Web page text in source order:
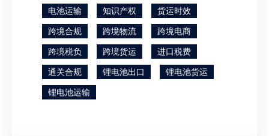
电池运输
知识产权
货运时效
跨境合规
跨境物流
跨境电商
跨境税负
跨境货运
进口税费
通关合规
锂电池出口
锂电池货运
锂电池运输